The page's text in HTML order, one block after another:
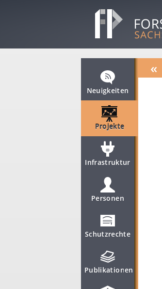
Neuigkeiten
Projekte
Infrastruktur
Personen
Schutzrechte
Publikationen
«